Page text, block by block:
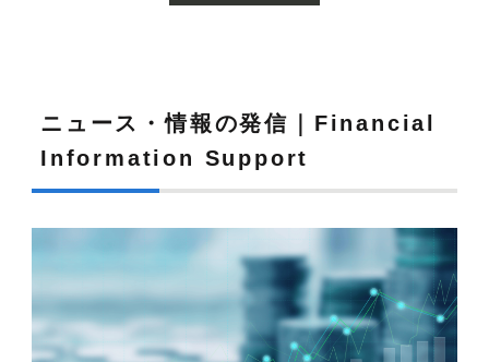
ニュース・情報の発信｜Financial
Information Support